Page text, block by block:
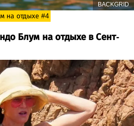
BACKGRID
на отдыхе #4
Блум на отдыхе в Сент-